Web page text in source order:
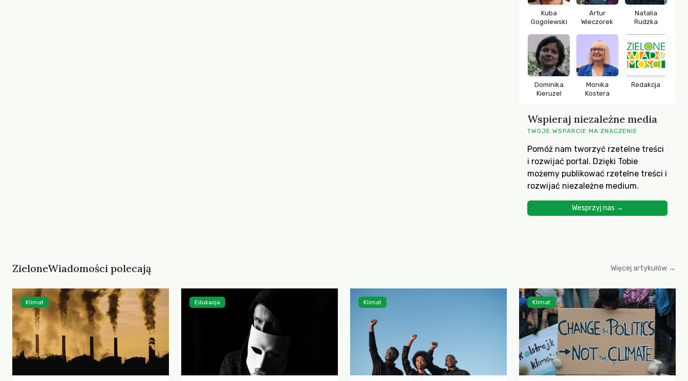
Kuba
Gogolewski
Artur
Wieczorek
Natalia
Rudzka
Dominika
Kieruzel
Monika
Kostera
Redakcja
Wspieraj niezależne media
TWOJE WSPARCIE MA ZNACZENIE
Pomóż nam tworzyć rzetelne treści
i rozwijać portal. Dzięki Tobie
możemy publikować rzetelne treści i
rozwijać niezależne medium.
Wesprzyj nas →
ZieloneWiadomości polecają Więcej artykułów →
Klimat Edukacja Klimat Klimat